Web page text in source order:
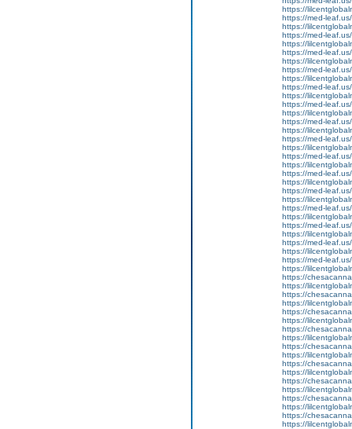
https://
https://med-leaf.us/
https://
https://med-leaf.us/
https://
https://med-leaf.us/
https://
https://med-leaf.us/
https://
https://med-leaf.us/
https://
https://med-leaf.us/
https://
https://med-leaf.us/
https://
https://med-leaf.us/
https://
https://med-leaf.us/
https://
https://med-leaf.us/
https://
https://med-leaf.us/
https://
https://med-leaf.us/
https://
https://med-leaf.us/
https://
https://med-leaf.us/
https://
https://med-leaf.us/
https://
https://
https://
https://
https://
https://
https://
https://
https://
https://
https://
https://
https://
https://
https://
https://
https://
https://
https://